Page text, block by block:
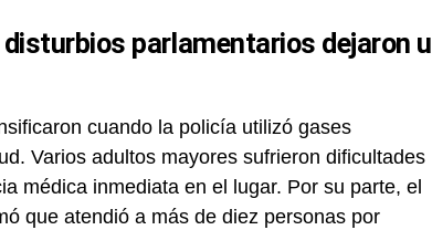
parlamentarios dejaron
cuando la policía utilizó gases
Varios adultos mayores sufrieron dificultades
médica inmediata en el lugar. Por su parte, el
que atendió a más de diez personas por